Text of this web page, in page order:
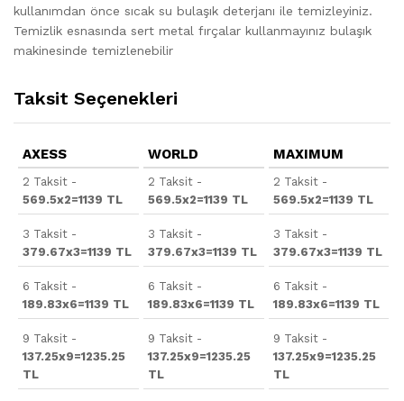
kullanımdan önce sıcak su bulaşık deterjanı ile temizleyiniz.
Temizlik esnasında sert metal fırçalar kullanmayınız bulaşık
makinesinde temizlenebilir
Taksit Seçenekleri
AXESS
2 Taksit -
569.5x2=1139 TL
3 Taksit -
379.67x3=1139 TL
6 Taksit -
189.83x6=1139 TL
9 Taksit -
137.25x9=1235.25
TL
WORLD
2 Taksit -
569.5x2=1139 TL
3 Taksit -
379.67x3=1139 TL
6 Taksit -
189.83x6=1139 TL
9 Taksit -
137.25x9=1235.25
TL
MAXIMUM
2 Taksit -
569.5x2=1139 TL
3 Taksit -
379.67x3=1139 TL
6 Taksit -
189.83x6=1139 TL
9 Taksit -
137.25x9=1235.25
TL